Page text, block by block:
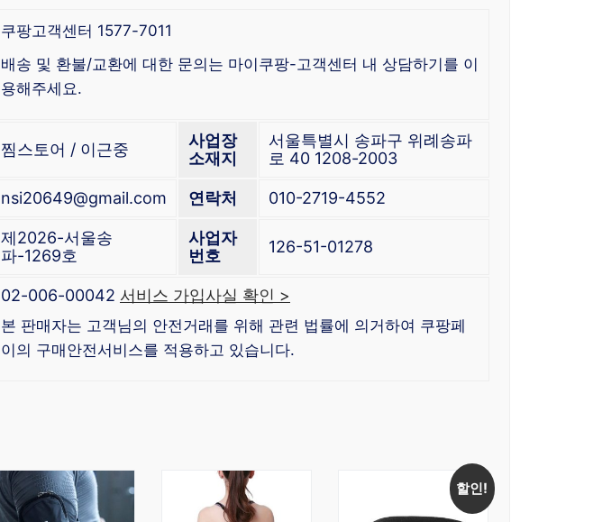
쿠팡고객센터 1577-7011
배송 및 환불/교환에 대한 문의는 마이쿠팡-고객센터 내 상담하기를 이
용해주세요.
찜스토어 / 이근중
사업장
소재지
서울특별시 송파구 위례송파
로 40 1208-2003
nsi20649@gmail.com 연락처 010-2719-4552
제2026-서울송
파-1269호
사업자
번호
126-51-01278
02-006-00042 서비스 가입사실 확인 >
본 판매자는 고객님의 안전거래를 위해 관련 법률에 의거하여 쿠팡페
이의 구매안전서비스를 적용하고 있습니다.
할인!